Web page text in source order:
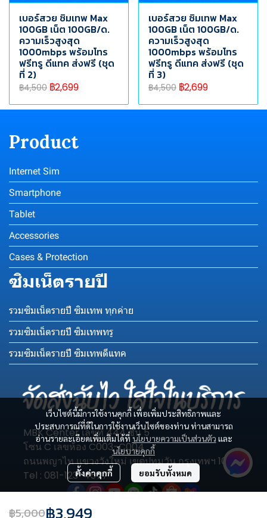
เบอร์สวย ซิมเทพ Max
100GB เน็ต 100GB/ด.
ความเร็วสูงสุด
1000mbps พร้อมโทร
ฟรีทรู ดีแทค ส่งฟรี (ชุด
ที่ 2)
฿4,500 ฿2,699
เบอร์สวย ซิมเทพ Max
100GB เน็ต 100GB/ด.
ความเร็วสูงสุด
1000mbps พร้อมโทร
ฟรีทรู ดีแทค ส่งฟรี (ชุด
ที่ 3)
฿4,500 ฿2,699
฿5,000฿3,949
เว็บไซต์นี้มีการใช้งานคุกกี้ เพื่อเพิ่มประสิทธิภาพและ
ประสบการณ์ที่ดีในการใช้งานเว็บไซต์ของท่าน ท่านสามารถ
อ่านรายละเอียดเพิ่มเติมได้ที่นโยบายความเป็นส่วนตัว และ
นโยบายคุกกี้
ตั้งค่าคุกกี้ ยอมรับทั้งหมด
Product
Internet Sim
Smartphone
Tablet
Accessories
Cases & Protection
ซิมเน็ตรายปี
รวมซิมเน็ตรายปี ซิมเทพ ทุกค่าย
รวมซิมเน็ตรายปี ซิมเทพทรู
รวมซิมเน็ตรายปี ซิมเทพดีแทค
MBK Center เลขที่ 444 ชั้น 5
โซน C เลขห้อง C003-C004
ถนนพญาไท แขวงวังใหม่ เขตปทุมวัน กรุงเทพฯ 10330
Tel : 081-123-4577